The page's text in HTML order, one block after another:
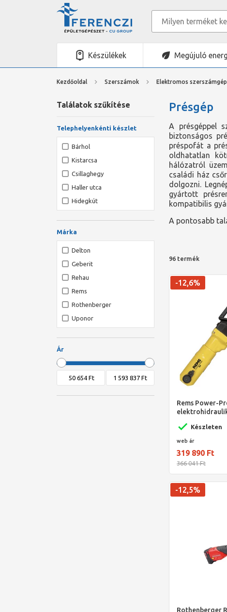
Készülékek Megújuló
Kezdőoldal Szerszámok Elektromos
Présgép
A présgéppel
biztonságos
préspofát a
oldhatatlan
hálózatról
családi ház
dolgozni.
gyártott
kompatibilis
A pontosabb
96 termék
Rems Power-
-12,6%
Készleten
web ár
319 890 Ft
366 041 Ft
Rothenberger
-12,5%
Találatok szűkítése
Telephelyenkénti készlet
Bárhol
Kistarcsa
Csillaghegy
Haller utca
Hidegkút
Márka
Delton
Geberit
Rehau
Rems
Rothenberger
Uponor
Ár